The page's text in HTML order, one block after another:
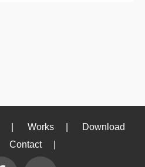
Works
Download
Contact